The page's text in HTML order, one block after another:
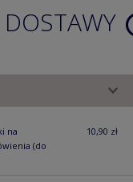
na
(do
10,90 zł